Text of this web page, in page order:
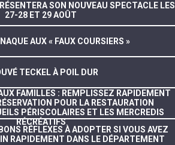
SON NOUVEAU SPECTACLE LES
27-28 ET 29 AOÛT
AUX « FAUX COURSIERS »
TECKEL À POIL DUR
FAMILLES : REMPLISSEZ RAPIDEMENT
POUR LA RESTAURATION
PÉRISCOLAIRES ET LES MERCREDIS
RÉCRÉATIFS
RÉFLEXES À ADOPTER SI VOUS AVEZ
RAPIDEMENT DANS LE DÉPARTEMENT